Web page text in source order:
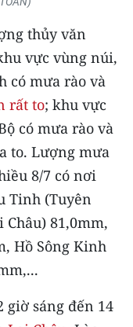
thủy văn
vực vùng núi,
có mưa rào và
rất to; khu vực
có mưa rào và
to. Lượng mưa
8/7 có nơi
Tinh (Tuyên
Châu) 81,0mm,
Hồ Sông Kinh
giờ sáng đến 14